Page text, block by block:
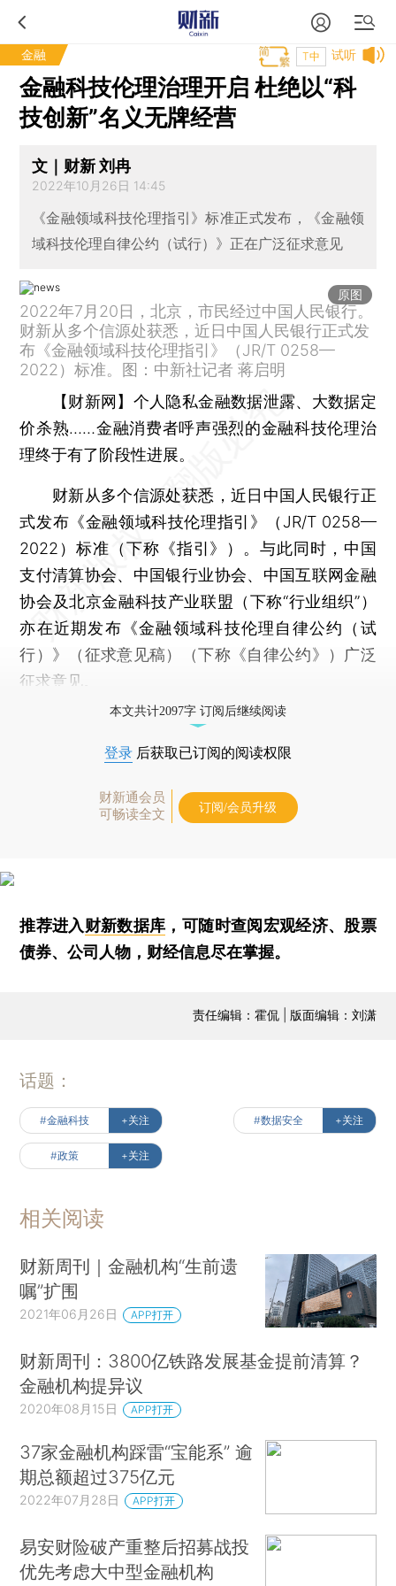
金融 试听
T中
金融科技伦理治理开启 杜绝以“科
技创新”名义无牌经营
文｜财新 刘冉
2022年10月26日 14:45
《金融领域科技伦理指引》标准正式发布，《金融领
域科技伦理自律公约（试行）》正在广泛征求意见
原图
2022年7月20日，北京，市民经过中国人民银行。
财新从多个信源处获悉，近日中国人民银行正式发
布《金融领域科技伦理指引》（JR/T 0258—
2022）标准。图：中新社记者 蒋启明
【财新网】 个人隐私金融数据泄露、大数据定
价杀熟……金融消费者呼声强烈的金融科技伦理治
理终于有了阶段性进展。
财新从多个信源处获悉，近日中国人民银行正
式发布《金融领域科技伦理指引》（JR/T 0258—
2022）标准（下称《指引》）。与此同时，中国
支付清算协会、中国银行业协会、中国互联网金融
协会及北京金融科技产业联盟（下称“行业组织”）
亦在近期发布《金融领域科技伦理自律公约（试
行）》（征求意见稿）（下称《自律公约》）广泛
征求意见。
本文共计2097字 订阅后继续阅读
登录 后获取已订阅的阅读权限
财新通会员
可畅读全文
订阅/会员升级
推荐进入财新数据库 ，可随时查阅宏观经济、股票
债券、公司人物，财经信息尽在掌握。
责任编辑：霍侃 | 版面编辑：刘潇
话题：
#金融科技 +关注 #数据安全 +关注
#政策 +关注
相关阅读
财新周刊｜金融机构“生前遗
嘱”扩围
2021年06月26日 APP打开
财新周刊：3800亿铁路发展基金提前清算？
金融机构提异议
2020年08月15日 APP打开
37家金融机构踩雷“宝能系” 逾
期总额超过375亿元
2022年07月28日 APP打开
易安财险破产重整后招募战投
优先考虑大中型金融机构